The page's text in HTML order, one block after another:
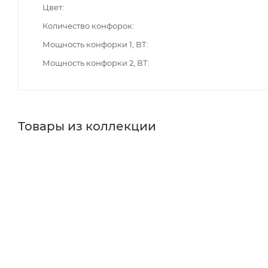
Цвет
Количество конфорок
Мощность конфорки 1, ВТ
Мощность конфорки 2, ВТ
Товары из коллекции